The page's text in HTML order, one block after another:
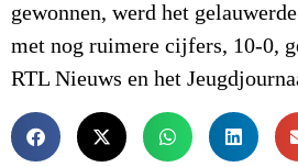
gewonnen, werd het
met nog ruimere cijfers, 10-0,
RTL Nieuws en het